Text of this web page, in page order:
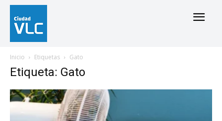
Inicio Etiquetas Gato
Etiqueta: Gato